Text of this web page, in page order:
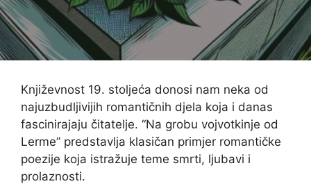
Književnost 19. stoljeća donosi nam neka od
najuzbudljivijih romantičnih djela koja i danas
fascinirajaju čitatelje. “Na grobu vojvotkinje od
Lerme” predstavlja klasičan primjer romantičke
poezije koja istražuje teme smrti, ljubavi i
prolaznosti.